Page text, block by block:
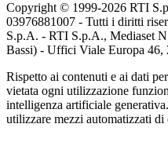
Copyright © 1999-2026 RTI
03976881007 - Tutti i diritti
S.p.A. - RTI S.p.A., Mediaset
Bassi) - Uffici Viale Europa
Rispetto ai contenuti e ai dati
vietata ogni utilizzazione
intelligenza artificiale
utilizzare mezzi automatizzati di